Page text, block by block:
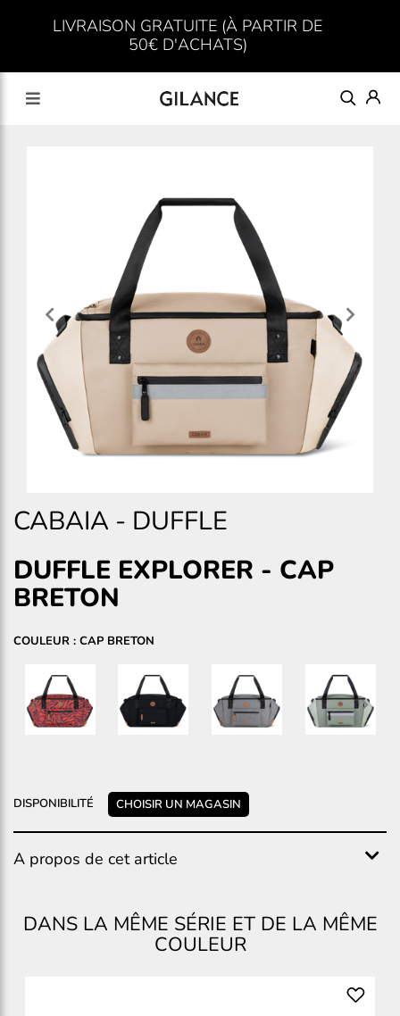
LIVRAISON GRATUITE (À PARTIR DE
50€ D'ACHATS)
CABAIA - DUFFLE
DUFFLE EXPLORER - CAP
BRETON
COULEUR : CAP BRETON
DISPONIBILITÉ CHOISIR UN MAGASIN
A propos de cet article
DANS LA MÊME SÉRIE ET DE LA MÊME
COULEUR